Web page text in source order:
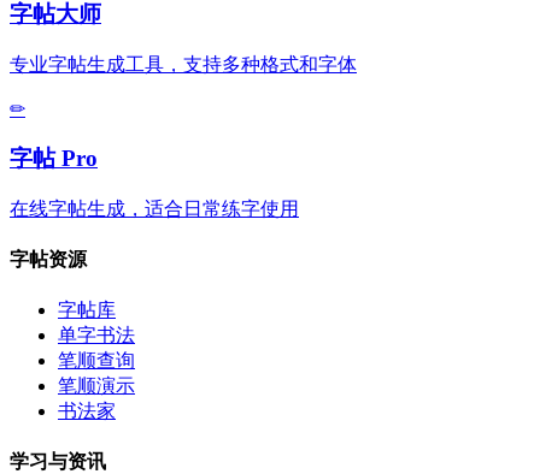
字帖大师
专业字帖生成工具，支持多种格式和字体
✏
字帖 Pro
在线字帖生成，适合日常练字使用
字帖资源
字帖库
单字书法
笔顺查询
笔顺演示
书法家
学习与资讯